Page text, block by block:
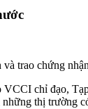
trao chứng
chỉ đạo,
thị trường